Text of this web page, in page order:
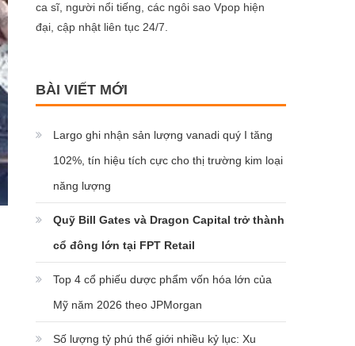
ca sĩ, người nổi tiếng, các ngôi sao Vpop hiện
đại, cập nhật liên tục 24/7.
BÀI VIẾT MỚI
Largo ghi nhận sản lượng vanadi quý I tăng
102%, tín hiệu tích cực cho thị trường kim loại
năng lượng
Quỹ Bill Gates và Dragon Capital trở thành
cổ đông lớn tại FPT Retail
Top 4 cổ phiếu dược phẩm vốn hóa lớn của
Mỹ năm 2026 theo JPMorgan
Số lượng tỷ phú thế giới nhiều kỷ lục: Xu